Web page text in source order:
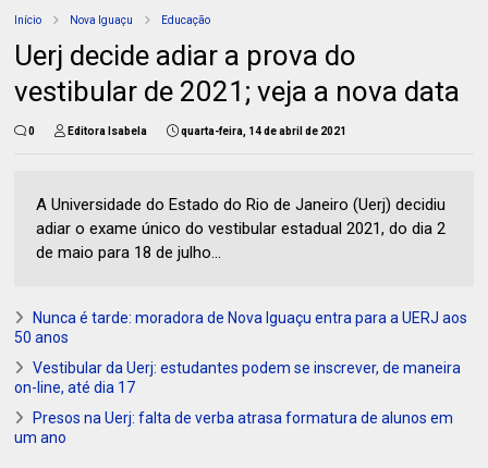
Início Nova Iguaçu Educação
Uerj decide adiar a prova do
vestibular de 2021; veja a nova data
0 Editora Isabela quarta-feira, 14 de abril de 2021
A Universidade do Estado do Rio de Janeiro (Uerj) decidiu
adiar o exame único do vestibular estadual 2021, do dia 2
de maio para 18 de julho...
Nunca é tarde: moradora de Nova Iguaçu entra para a UERJ aos
50 anos
Vestibular da Uerj: estudantes podem se inscrever, de maneira
on-line, até dia 17
Presos na Uerj: falta de verba atrasa formatura de alunos em
um ano